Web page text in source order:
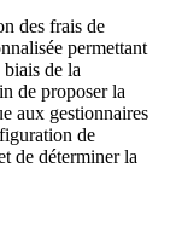
des frais de
permettant
de la
de proposer la
aux gestionnaires
de
de déterminer la